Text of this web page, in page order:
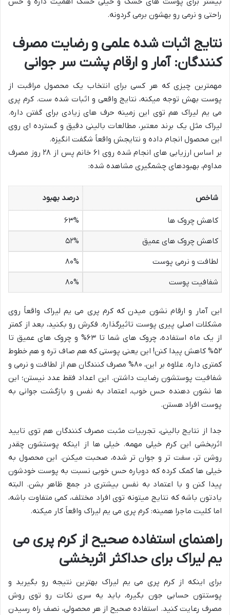
راحتی و نرمی رو بهشون برمی گردونه.
نتایج اثبات شده علمی و رضایت مصرف
کنندگان: آمار و ارقام پشت سر جوانی
مهمترین چیزی که هر کسی برای انتخاب یک محصول مراقبت از
پوست بهش توجه میکنه، نتایج واقعی و اثبات شده ست. کرم پری
می یم لیراک هم توی این زمینه حرف های زیادی برای گفتن داره.
لیراک مثل یک برند معتبر، مطالعات بالینی دقیق و گسترده ای روی
این محصول انجام داده و نتایجش واقعاً شگفت انگیزه.
بر اساس ارزیابی های انجام شده روی ۶۱ خانم پس از ۲۸ روز مصرف
مداوم، بهبودهای چشمگیری مشاهده شده:
شاخص درصد بهبود
کاهش چروک ها
۶۳%
کاهش چروک های عمیق
۵۲%
لطافت و نرمی پوست
۸۰%
شفافیت پوست
۸۰%
این آمار و ارقام نشون میدن که کرم پری می یم لیراک واقعاً روی
مشکلات اصلی پیری پوست تاثیرگذاره. فکرش رو بکنید، بعد از کمتر
از یک ماه استفاده، چروک های شما تا ۶۳% و چروک های عمیق تا
۵۲% کاهش پیدا کنن! این یعنی پوستی که هم صاف تره و هم خطوط
کمتری داره. علاوه بر این، ۸۰% مصرف کنندگان هم از لطافت و نرمی و
شفافیت پوستشون رضایت داشتن. این اعداد فقط عدد نیستن؛ این
ها نشون دهنده حس خوب، اعتماد به نفس و بازگشت جوانی به
پوست افراد هستن.
جدا از نتایج بالینی، تجربیات مثبت مصرف کنندگان هم توی تایید
اثربخشی این کرم خیلی مهمه. خیلی ها از اینکه پوستشون چقدر
روشن تر، سفت تر و جوان تر شده، صحبت میکنن. این محصول به
خیلی ها کمک کرده که دوباره حس خوبی نسبت به پوست خودشون
پیدا کنن و با اعتماد به نفس بیشتری در جمع ظاهر بشن. البته
یادتون باشه که نتایج میتونه توی افراد مختلف، کمی متفاوت باشه،
اما کلیت ماجرا همینه: کرم پری می یم لیراک واقعاً کار میکنه.
راهنمای استفاده صحیح از کرم پری می
یم لیراک برای حداکثر اثربخشی
برای اینکه از کرم پری می یم لیراک بهترین نتیجه رو بگیرید و
پوستتون حسابی جون بگیره، باید یه سری نکات رو توی روش
مصرف رعایت کنید. استفاده صحیح از هر محصولی، نصف راه رسیدن